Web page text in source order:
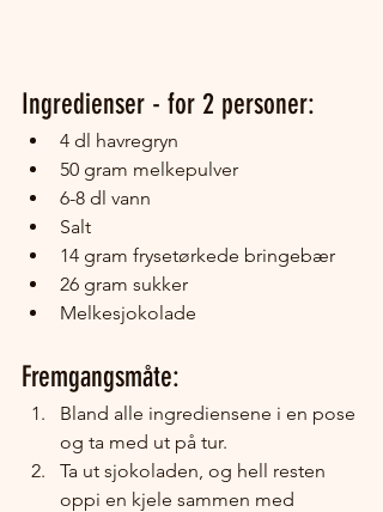
Ingredienser - for 2 personer:
4 dl havregryn
50 gram melkepulver
6-8 dl vann
Salt
14 gram frysetørkede bringebær
26 gram sukker
Melkesjokolade
Fremgangsmåte:
Bland alle ingrediensene i en pose
og ta med ut på tur.
Ta ut sjokoladen, og hell resten
oppi en kjele sammen med